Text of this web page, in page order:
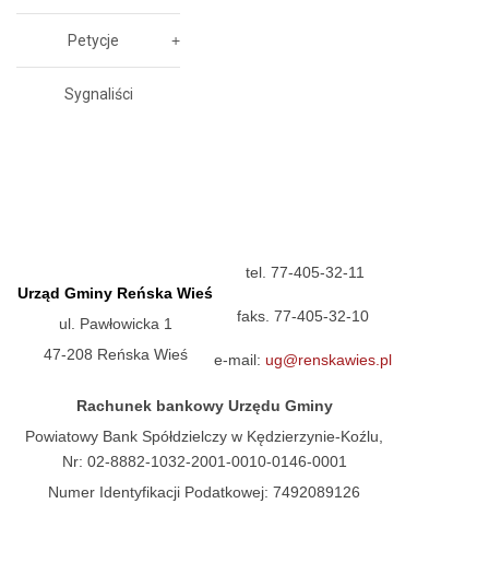
Petycje
Sygnaliści
Urząd Gminy Reńska Wieś
ul. Pawłowicka 1
47-208 Reńska Wieś
tel. 77-405-32-11
faks. 77-405-32-10
e-mail: ug@renskawies.pl
Rachunek bankowy Urzędu Gminy
Powiatowy Bank Spółdzielczy w Kędzierzynie-Koźlu,
Nr: 02-8882-1032-2001-0010-0146-0001
Numer Identyfikacji Podatkowej: 7492089126